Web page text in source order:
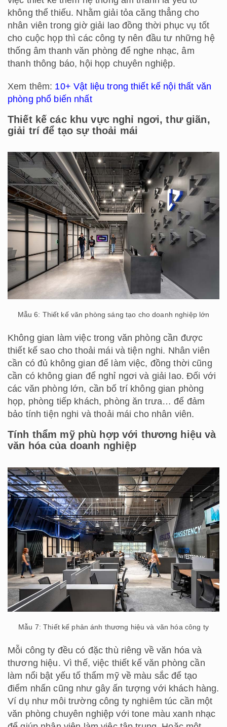
không thể thiếu. Nhằm giải tỏa căng thẳng cho
nhân viên trong giờ giải lao đồng thời phục vụ tốt
cho cuộc họp thì các công ty nên đầu tư những hệ
thống âm thanh văn phòng để nghe nhạc, âm
thanh thông báo, hội họp chuyên nghiệp.
Xem thêm: 10+ Vật liệu trong thiết kế nội thất văn
phòng phổ biến nhất
Thiết kế các khu vực nghỉ ngơi, thư giãn,
giải trí để tạo sự thoải mái
Mẫu 6: Thiết kế văn phòng sáng tạo cho doanh nghiệp lớn
Không gian làm việc trong văn phòng cần được
thiết kế sao cho thoải mái và tiện nghi. Nhân viên
cần có đủ không gian để làm việc, đồng thời cũng
cần có không gian để nghỉ ngơi và giải lao. Đối với
các văn phòng lớn, cần bố trí không gian phòng
họp, phòng tiếp khách, phòng ăn trưa… để đảm
bảo tính tiện nghi và thoải mái cho nhân viên.
Tính thẩm mỹ phù hợp với thương hiệu và
văn hóa của doanh nghiệp
Mẫu 7: Thiết kế phản ánh thương hiệu và văn hóa công ty
Mỗi công ty đều có đặc thù riêng về văn hóa và
thương hiệu. Vì thế, việc thiết kế văn phòng cần
làm nổi bật yếu tố thẩm mỹ về màu sắc để tạo
điểm nhấn cũng như gây ấn tượng với khách hàng.
Ví dụ như môi trường công ty nghiêm túc cần một
văn phòng chuyên nghiệp với tone màu xanh nhạc